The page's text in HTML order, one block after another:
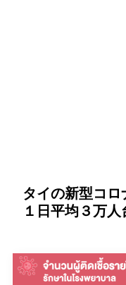
タイの新型コ
１日平均３万人